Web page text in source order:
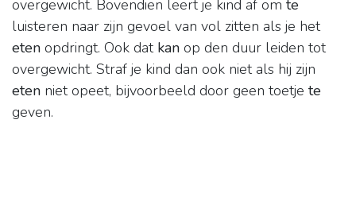
overgewicht. Bovendien leert je kind af om te
luisteren naar zijn gevoel van vol zitten als je het
eten opdringt. Ook dat kan op den duur leiden tot
overgewicht. Straf je kind dan ook niet als hij zijn
eten niet opeet, bijvoorbeeld door geen toetje te
geven.